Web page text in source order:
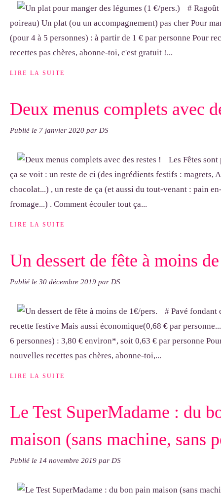
# Ragoût
poireau) Un plat (ou un accompagnement) pas cher Pour
(pour 4 à 5 personnes) : à partir de 1 € par personne Pour
recettes pas chères, abonne-toi, c'est gratuit !...
LIRE LA SUITE
Deux menus complets avec
Publié le 7 janvier 2020 par DS
Les Fêtes
ça se voit : un reste de ci (des ingrédients festifs : magrets,
chocolat...) , un reste de ça (et aussi du tout-venant : pain
fromage...) . Comment écouler tout ça...
LIRE LA SUITE
Un dessert de fête à moins
Publié le 30 décembre 2019 par DS
# Pavé fondant
recette festive Mais aussi économique(0,68 € par
6 personnes) : 3,80 € environ*, soit 0,63 € par personne
nouvelles recettes pas chères, abonne-toi,...
LIRE LA SUITE
Le Test SuperMadame : du
maison (sans machine, sans
Publié le 14 novembre 2019 par DS